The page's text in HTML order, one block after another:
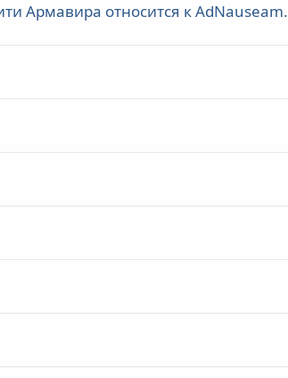
Армавира относится к AdNauseam.